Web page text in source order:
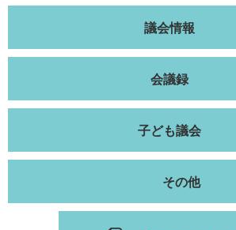
議会情報
会議録
子ども議会
その他